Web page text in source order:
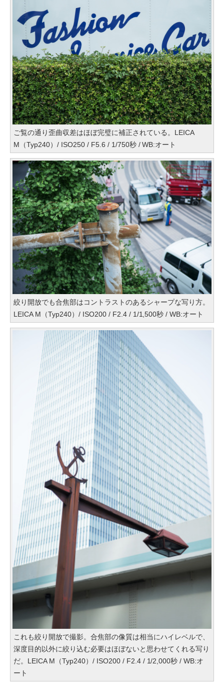
ご覧の通り歪曲収差はほぼ完璧に補正されている。LEICA
M（Typ240）/ ISO250 / F5.6 / 1/750秒 / WB:オート
絞り開放でも合焦部はコントラストのあるシャープな写り方。
LEICA M（Typ240）/ ISO200 / F2.4 / 1/1,500秒 / WB:オート
これも絞り開放で撮影。合焦部の像質は相当にハイレベルで、
深度目的以外に絞り込む必要はほぼないと思わせてくれる写り
だ。LEICA M（Typ240）/ ISO200 / F2.4 / 1/2,000秒 / WB:オ
ート